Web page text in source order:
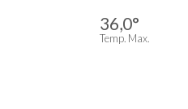
36,0°
Temp. Max.